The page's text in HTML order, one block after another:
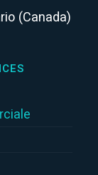
(Canada)